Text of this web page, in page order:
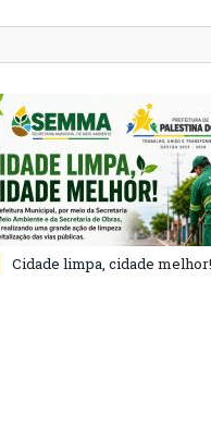
Cidade limpa, cidade melhor!